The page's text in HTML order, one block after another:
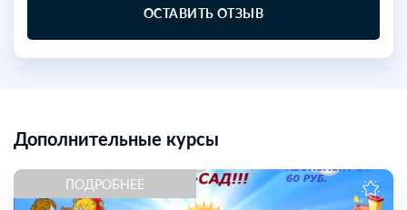
ОСТАВИТЬ ОТЗЫВ
Дополнительные курсы
ПОДРОБНЕЕ